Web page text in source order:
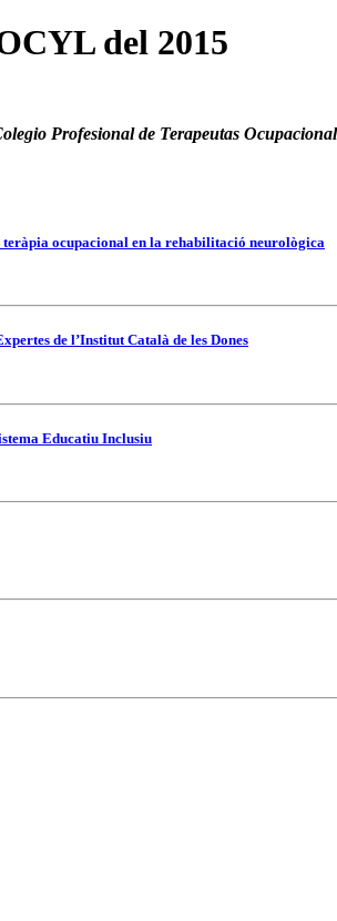
del 2015
Profesional de Terapeutas
ocupacional en la rehabilitació neurològica
de l’Institut Català de les Dones
Educatiu Inclusiu